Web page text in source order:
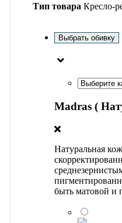
Тип товара Кресло-
Выбрать обивку
Madras (
Натуральная
быть матовой и